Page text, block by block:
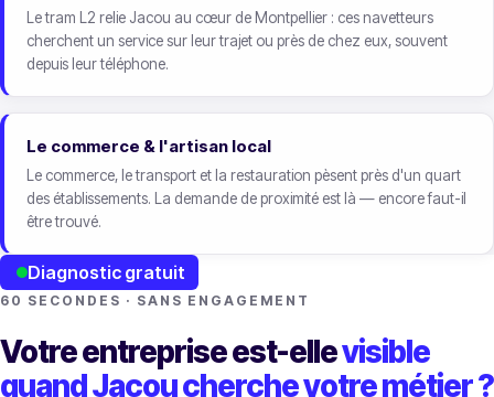
Le tram L2 relie Jacou au cœur de Montpellier : ces navetteurs
cherchent un service sur leur trajet ou près de chez eux, souvent
depuis leur téléphone.
Le commerce & l'artisan local
Le commerce, le transport et la restauration pèsent près d'un quart
des établissements. La demande de proximité est là — encore faut-il
être trouvé.
Diagnostic gratuit
60 SECONDES · SANS ENGAGEMENT
Votre entreprise est-ellevisible
quand Jacou cherche votre métier ?